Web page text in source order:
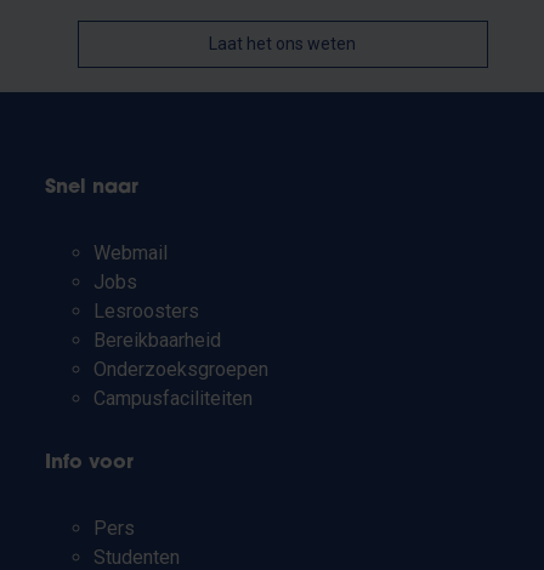
Laat het ons weten
Snel naar
Webmail
Jobs
Lesroosters
Bereikbaarheid
Onderzoeksgroepen
Campusfaciliteiten
Info voor
Pers
Studenten